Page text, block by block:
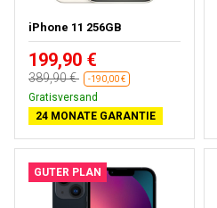
iPhone 11 256GB
199,90 €
389,90 € -190,00 €
Gratisversand
24 MONATE GARANTIE
GUTER PLAN